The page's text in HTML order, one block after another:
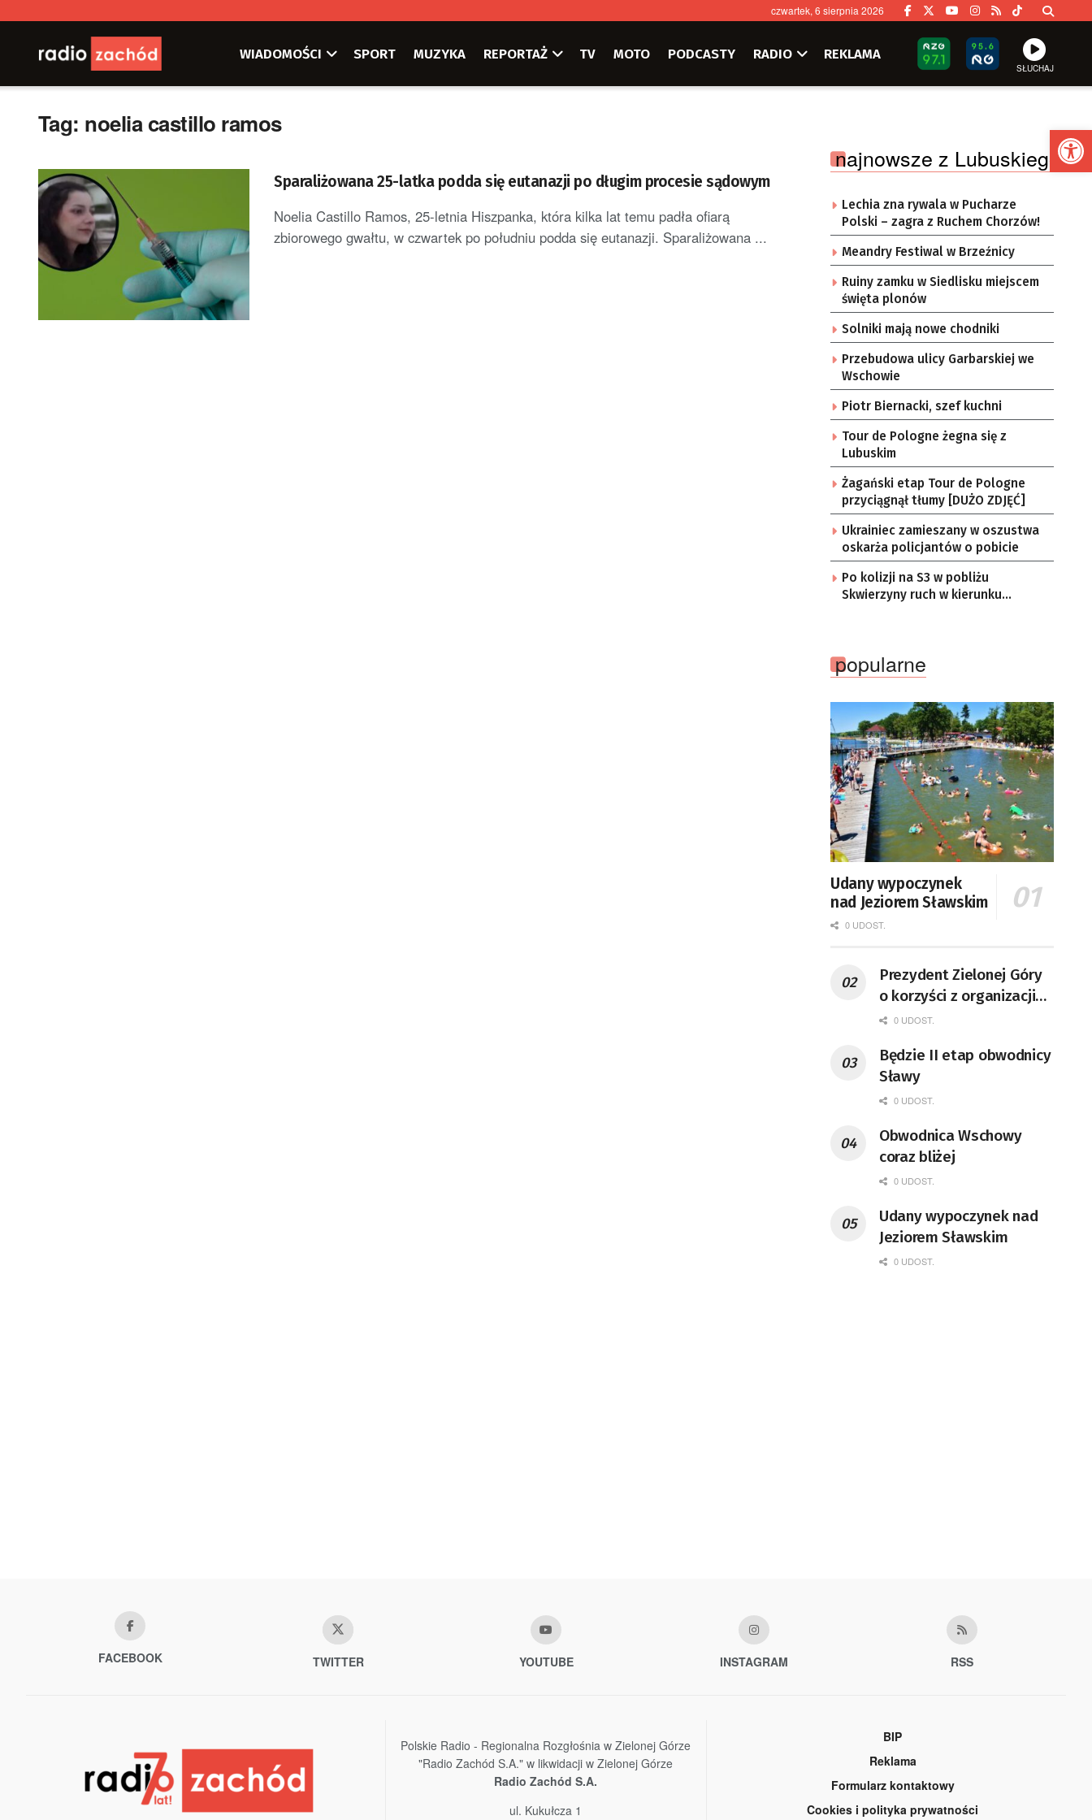
czwartek, 6 sierpnia 2026
WIADOMOŚCI SPORT MUZYKA REPORTAŻ TV MOTO PODCASTY RADIO REKLAMA
SŁUCHAJ
Tag: noelia castillo ramos
Sparaliżowana 25-latka podda się eutanazji po długim procesie sądowym
Noelia Castillo Ramos, 25-letnia Hiszpanka, która kilka lat temu padła ofiarą
zbiorowego gwałtu, w czwartek po południu podda się eutanazji. Sparaliżowana ...
najnowsze z Lubuskiego
Lechia zna rywala w Pucharze
Polski – zagra z Ruchem Chorzów!
Meandry Festiwal w Brzeźnicy
Ruiny zamku w Siedlisku miejscem
święta plonów
Solniki mają nowe chodniki
Przebudowa ulicy Garbarskiej we
Wschowie
Piotr Biernacki, szef kuchni
Tour de Pologne żegna się z
Lubuskim
Żagański etap Tour de Pologne
przyciągnął tłumy [DUŻO ZDJĘĆ]
Ukrainiec zamieszany w oszustwa
oskarża policjantów o pobicie
Po kolizji na S3 w pobliżu
Skwierzyny ruch w kierunku
popularne
Udany wypoczynek
nad Jeziorem Sławskim
0 UDOST.
Prezydent Zielonej Góry
o korzyści z organizacji
mety Tour de Pologne
0 UDOST.
Będzie II etap obwodnicy
Sławy
0 UDOST.
Obwodnica Wschowy
coraz bliżej
0 UDOST.
Udany wypoczynek nad
Jeziorem Sławskim
0 UDOST.
FACEBOOK TWITTER YOUTUBE INSTAGRAM RSS
Polskie Radio - Regionalna Rozgłośnia w Zielonej Górze
"Radio Zachód S.A." w likwidacji w Zielonej Górze
Radio Zachód S.A.
ul. Kukułcza 1
BIP
Reklama
Formularz kontaktowy
Cookies i polityka prywatności